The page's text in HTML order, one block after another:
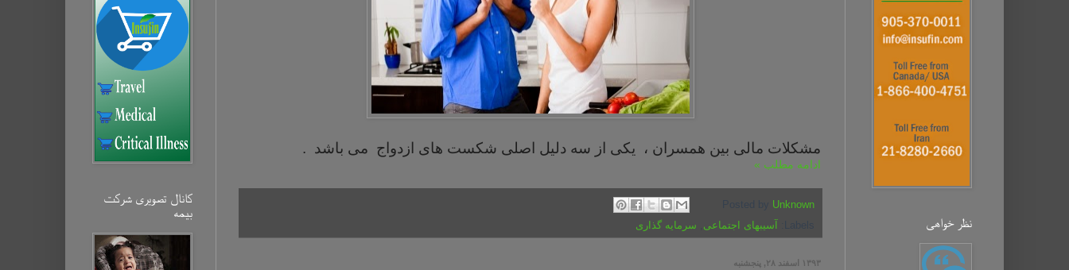
مشکلات مالی بین همسران ، یکی از سه دلیل اصلی شکست های ازدواج می باشد .
ادامه مطلب »
Unknown
آسیبهای اجتماعی سرمایه گذاری
۱۳۹۳ اسفند ۲۸, پنجشنبه
کانال تصویری شرکت
بیمه‌
نظر خواهی‌